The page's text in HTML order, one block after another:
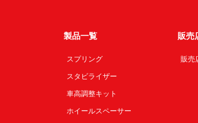
製品一覧
スプリング
スタビライザー
車高調整キット
ホイールスペーサー
販売
販売